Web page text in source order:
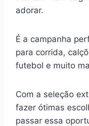
adorar.
É a campanha
para corrida,
futebol e muito
Com a seleção
fazer ótimas
passar essa